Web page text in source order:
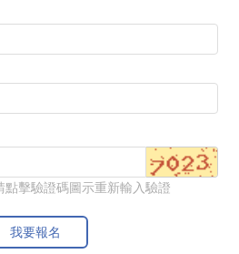
擊驗證碼圖示重新輸入驗證
我要報名